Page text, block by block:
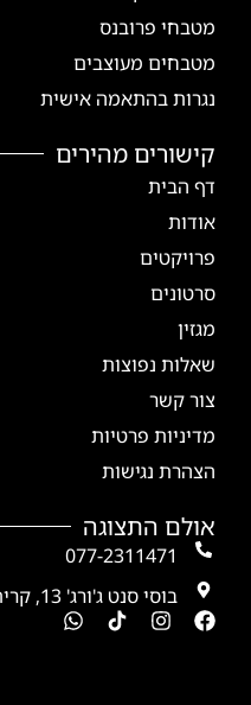
מטבחי פרובנס
מטבחים מעוצבים
נגרות בהתאמה אישית
קישורים מהירים
דף הבית
אודות
פרויקטים
סרטונים
מגזין
שאלות נפוצות
צור קשר
מדיניות פרטיות
הצהרת נגישות
אולם התצוגה
077-2311471
בוסי סנט ג'ורג' 13, קרית עקרון